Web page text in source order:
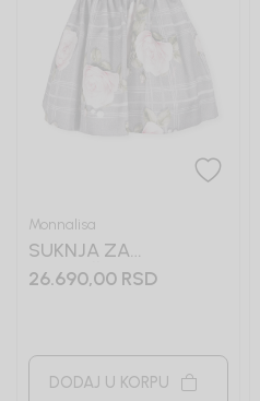
Monnalisa
SUKNJA ZA
DEVOJČICE
26.690,00 RSD
DODAJ U KORPU